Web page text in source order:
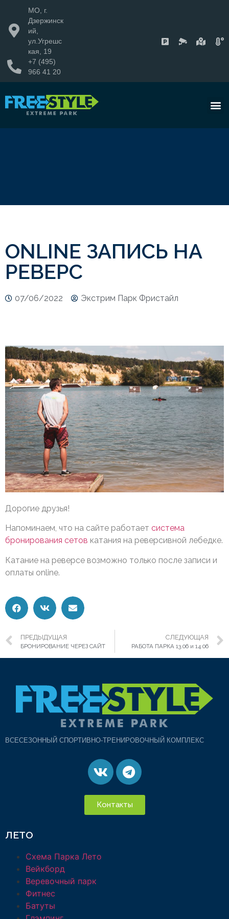
МО, г.
Дзержинск
ий,
ул.Угрешс
кая, 19
+7 (495)
966 41 20
ONLINE ЗАПИСЬ НА
РЕВЕРС
07/06/2022 Экстрим Парк Фристайл
Дорогие друзья!
Напоминаем, что на сайте работает система
бронирования сетов катания на реверсивной лебедке.
Катание на реверсе возможно только после записи и
оплаты online.
ПРЕДЫДУЩАЯ
БРОНИРОВАНИЕ ЧЕРЕЗ САЙТ
СЛЕДУЮЩАЯ
РАБОТА ПАРКА 13.06 и 14.06
ВСЕСЕЗОННЫЙ СПОРТИВНО-ТРЕНИРОВОЧНЫЙ КОМПЛЕКС
Контакты
ЛЕТО
Схема Парка Лето
Вейкборд
Веревочный парк
Фитнес
Батуты